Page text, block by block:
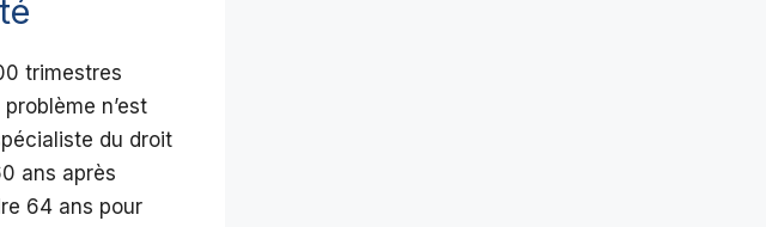
trimestres
n’est
du droit
ans après
64 ans pour